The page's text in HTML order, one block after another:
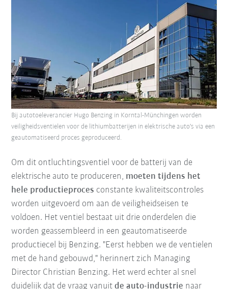
Om dit ontluchtingsventiel voor de batterij van de
elektrische auto te produceren, moeten tijdens het
hele productieproces constante kwaliteitscontroles
worden uitgevoerd om aan de veiligheidseisen te
voldoen. Het ventiel bestaat uit drie onderdelen die
worden geassembleerd in een geautomatiseerde
productiecel bij Benzing. "Eerst hebben we de ventielen
met de hand gebouwd," herinnert zich Managing
Director Christian Benzing. Het werd echter al snel
duidelijk dat de vraag vanuitde auto-industrie naar
Bij autotoeleverancier Hugo Benzing in Korntal-Münchingen worden
veiligheidsventielen voor de lithiumbatterijen in elektrische auto's via een
geautomatiseerd proces geproduceerd.